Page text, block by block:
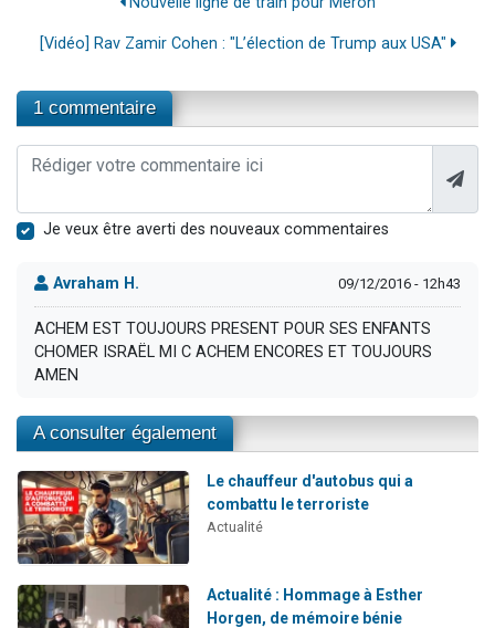
[Vidéo] Rav Zamir Cohen : "L’élection de Trump aux USA"
1 commentaire
Je veux être averti des nouveaux commentaires
Avraham H. 09/12/2016 - 12h43
ACHEM EST TOUJOURS PRESENT POUR SES ENFANTS
CHOMER ISRAËL MI C ACHEM ENCORES ET TOUJOURS
AMEN
A consulter également
Le chauffeur d'autobus qui a
combattu le terroriste
Actualité
Actualité : Hommage à Esther
Horgen, de mémoire bénie